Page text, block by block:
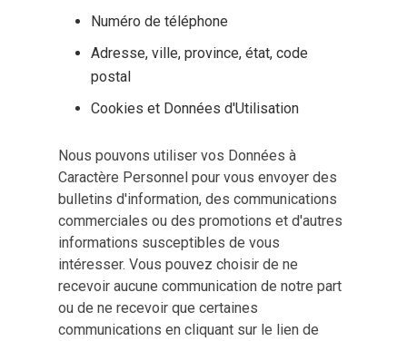
Numéro de téléphone
Adresse, ville, province, état, code
postal
Cookies et Données d'Utilisation
Nous pouvons utiliser vos Données à
Caractère Personnel pour vous envoyer des
bulletins d'information, des communications
commerciales ou des promotions et d'autres
informations susceptibles de vous
intéresser. Vous pouvez choisir de ne
recevoir aucune communication de notre part
ou de ne recevoir que certaines
communications en cliquant sur le lien de